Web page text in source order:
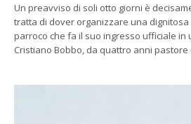
Un preavviso di soli otto giorni è
tratta di dover organizzare una
parroco che fa il suo ingresso ufficiale in
Cristiano Bobbo, da quattro anni pastore